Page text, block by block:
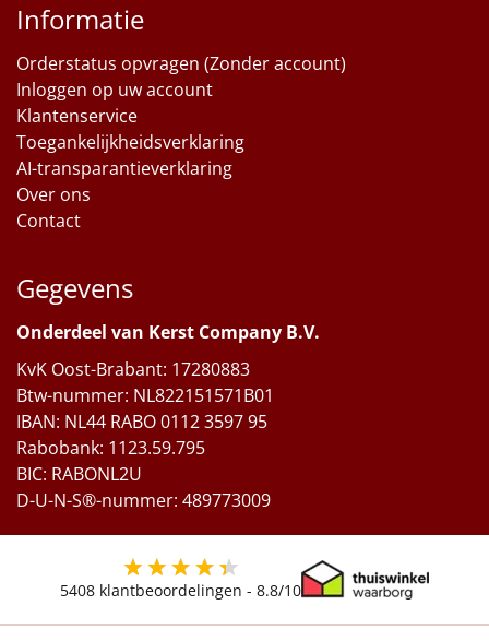
Informatie
Orderstatus opvragen (Zonder account)
Inloggen op uw account
Klantenservice
Toegankelijkheidsverklaring
AI-transparantieverklaring
Over ons
Contact
Gegevens
Onderdeel van Kerst Company B.V.
KvK Oost-Brabant: 17280883
Btw-nummer: NL822151571B01
IBAN: NL44 RABO 0112 3597 95
Rabobank: 1123.59.795
BIC: RABONL2U
D-U-N-S®-nummer: 489773009
5408 klantbeoordelingen - 8.8/10